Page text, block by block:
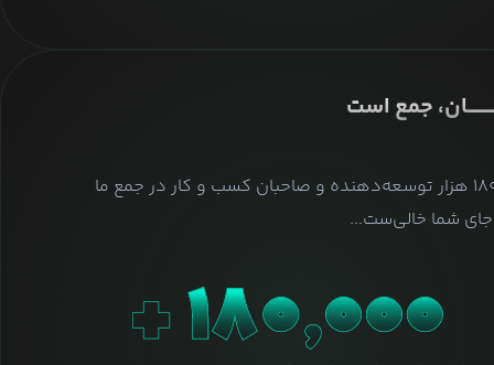
جمع است
بیش از ۱۸۰ هزار توسعه‌دهنده و صاحبان کسب و کار در جمع ما
شما خالی‌ست...